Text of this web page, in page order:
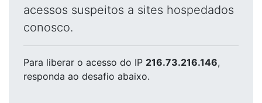
acessos suspeitos a sites hospedados
conosco.
Para liberar o acesso do IP 216.73.216.146,
responda ao desafio abaixo.